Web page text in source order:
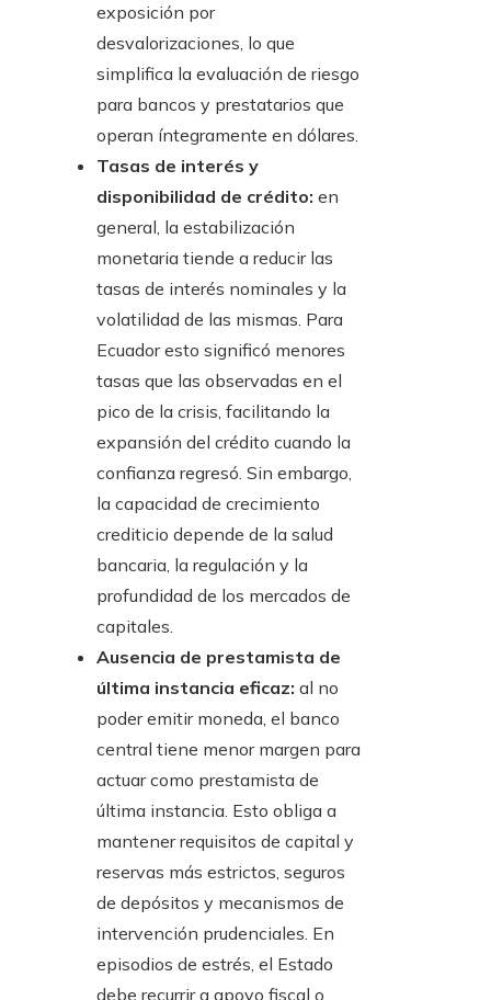
exposición por
desvalorizaciones, lo que
simplifica la evaluación de riesgo
para bancos y prestatarios que
operan íntegramente en dólares.
Tasas de interés y
disponibilidad de crédito: en
general, la estabilización
monetaria tiende a reducir las
tasas de interés nominales y la
volatilidad de las mismas. Para
Ecuador esto significó menores
tasas que las observadas en el
pico de la crisis, facilitando la
expansión del crédito cuando la
confianza regresó. Sin embargo,
la capacidad de crecimiento
crediticio depende de la salud
bancaria, la regulación y la
profundidad de los mercados de
capitales.
Ausencia de prestamista de
última instancia eficaz: al no
poder emitir moneda, el banco
central tiene menor margen para
actuar como prestamista de
última instancia. Esto obliga a
mantener requisitos de capital y
reservas más estrictos, seguros
de depósitos y mecanismos de
intervención prudenciales. En
episodios de estrés, el Estado
debe recurrir a apoyo fiscal o